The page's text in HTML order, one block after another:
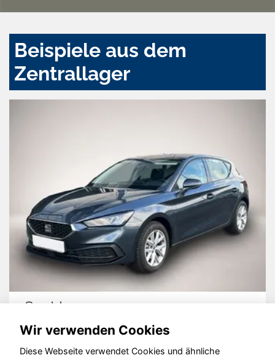
Beispiele aus dem
Zentrallager
Seat Leon
Wir verwenden Cookies
Diese Webseite verwendet Cookies und ähnliche